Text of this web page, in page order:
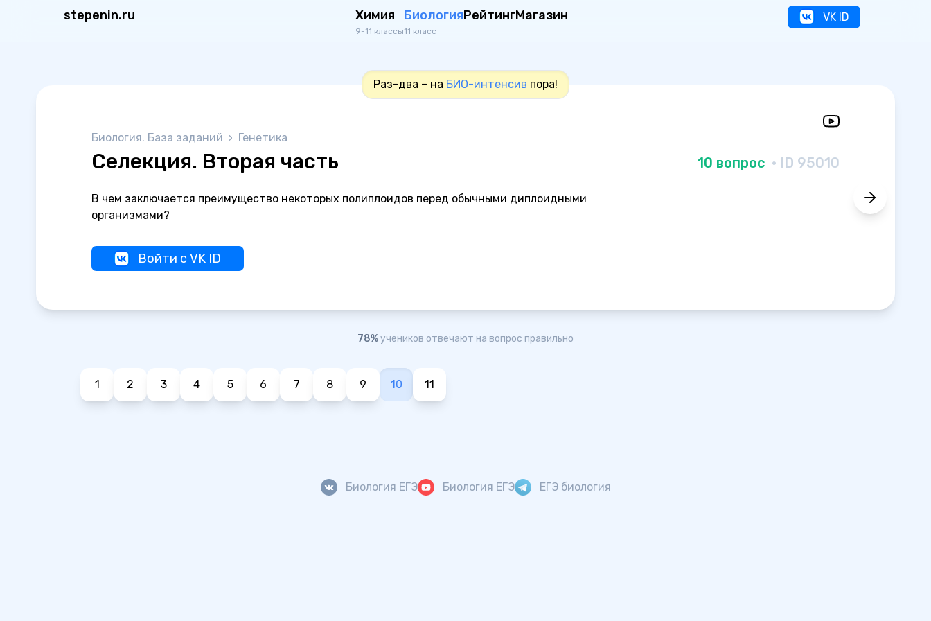
stepenin.ru Химия
9-11 классы
Биология
11 класс
РейтингМагазин VK ID
Раз-два – на БИО-интенсив пора!
Биология. База заданий › Генетика
Селекция. Вторая часть 10 вопрос · ID 95010
В чем заключается преимущество некоторых полиплоидов перед обычными диплоидными
организмами?
Войти с VK ID
78%учеников отвечают на вопрос правильно
1 2 3 4 5 6 7 8 9 10 11
Биология ЕГЭ Биология ЕГЭ ЕГЭ биология